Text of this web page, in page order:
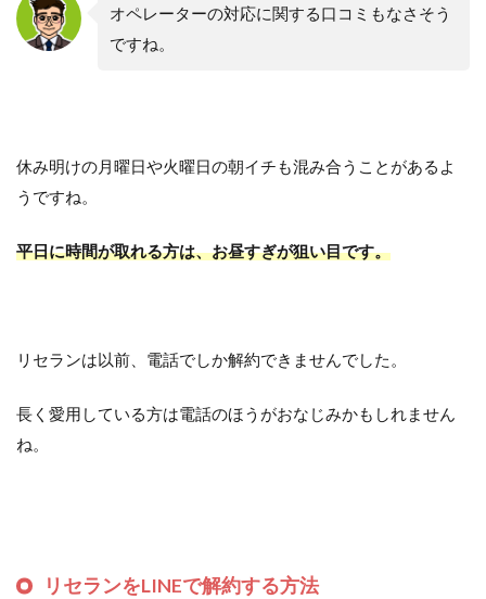
オペレーターの対応に関する口コミもなさそう
ですね。
休み明けの月曜日や火曜日の朝イチも混み合うことがあるよ
うですね。
平日に時間が取れる方は、お昼すぎが狙い目です。
リセランは以前、電話でしか解約できませんでした。
長く愛用している方は電話のほうがおなじみかもしれません
ね。
リセランをLINEで解約する方法